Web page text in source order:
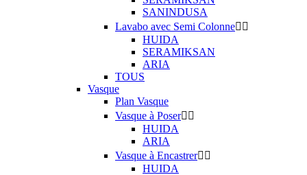
SANINDUSA
Lavabo avec Semi Colonne 
HUIDA
SERAMIKSAN
ARIA
TOUS
Vasque
Plan Vasque
Vasque à Poser 
HUIDA
ARIA
Vasque à Encastrer 
HUIDA